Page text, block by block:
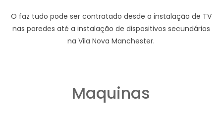
O faz tudo pode ser contratado desde a instalação de TV
nas paredes até a instalação de dispositivos secundários
na Vila Nova Manchester.
Maquinas